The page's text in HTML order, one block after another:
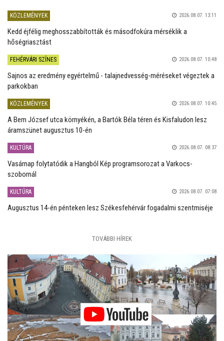
KÖZLEMÉNYEK 2026.08.07. 13:11
Kedd éjfélig meghosszabbították és másodfokúra mérséklik a
hőségriasztást
FEHÉRVÁRI SZÍNES 2026.08.07. 10:48
Sajnos az eredmény egyértelmű - talajnedvesség-méréseket végeztek a
parkokban
KÖZLEMÉNYEK 2026.08.07. 10:45
A Bem József utca környékén, a Bartók Béla téren és Kisfaludon lesz
áramszünet augusztus 10-én
KULTÚRA 2026.08.07. 08:37
Vasárnap folytatódik a Hangból Kép programsorozat a Varkocs-
szobornál
KULTÚRA 2026.08.07. 07:08
Augusztus 14-én pénteken lesz Székesfehérvár fogadalmi szentmiséje
TOVÁBBI HÍREK